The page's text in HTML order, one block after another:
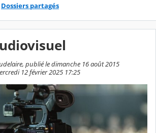
Dossiers partagés
publié le dimanche 16 août 2015
12 février 2025 17:25